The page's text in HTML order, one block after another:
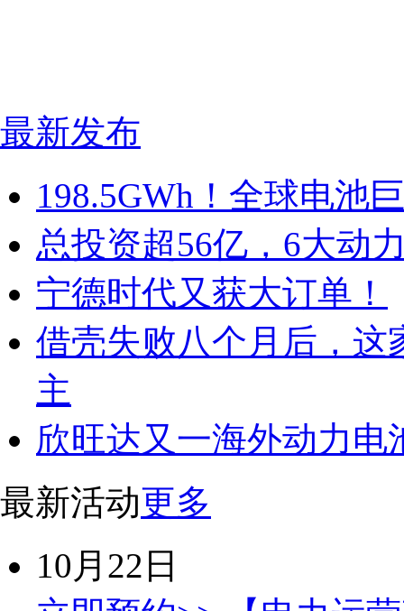
最新发布
198.5GWh！全球电池
总投资超56亿，6大动
宁德时代又获大订单！
借壳失败八个月后，这
主
欣旺达又一海外动力电
最新活动更多
10月22日